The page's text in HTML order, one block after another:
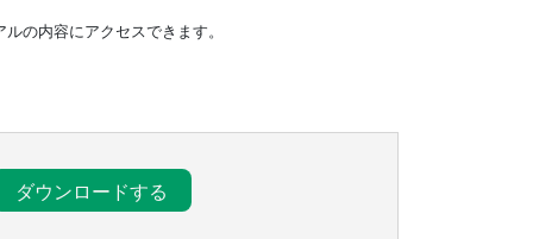
の内容にアクセスできます。
ダウンロードする